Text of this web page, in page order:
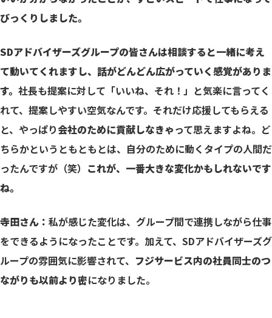
びっくりしました。
SDアドバイザーズグループの皆さんは相談すると一緒に考え
て動いてくれますし、話がどんどん広がっていく感覚がありま
す。 社長も提案に対して「いいね、それ！」と気楽に言ってく
れて、提案しやすい空気なんです。それだけ応援してもらえる
と、やっぱり会社のために貢献しなきゃって思えますよね。ど
ちらかというともともとは、自分のために動くタイプの人間だ
ったんですが（笑） これが、一番大きな変化かもしれないです
ね。
寺田さん： 私が感じた変化は、グループ間で連携しながら仕事
をできるようになったことです。加えて、SDアドバイザーズグ
ループの雰囲気に影響されて、 フジサービス内の社員同士のつ
ながりも以前より密になりました。